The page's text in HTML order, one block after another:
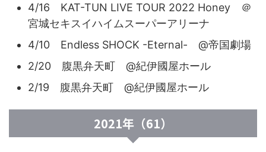
4/16 KAT-TUN LIVE TOUR 2022 Honey ＠
宮城セキスイハイムスーパーアリーナ
4/10 Endless SHOCK -Eternal- @帝国劇場
2/20 腹黒弁天町 @紀伊國屋ホール
2/19 腹黒弁天町 @紀伊國屋ホール
2021年（61）